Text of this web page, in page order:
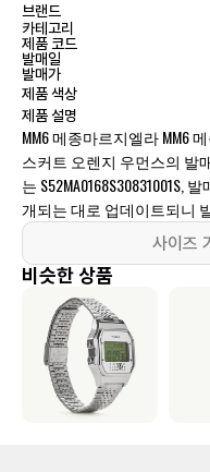
브랜드
카테고리
제품 코드
발매일
발매가
제품 색상
제품 설명
MM6 메종마르지엘라 MM6
스커트 오렌지 우먼스의 발
는 S52MA0168S30831001S,
개되는 대로 업데이트되니
사이즈
비슷한 상품